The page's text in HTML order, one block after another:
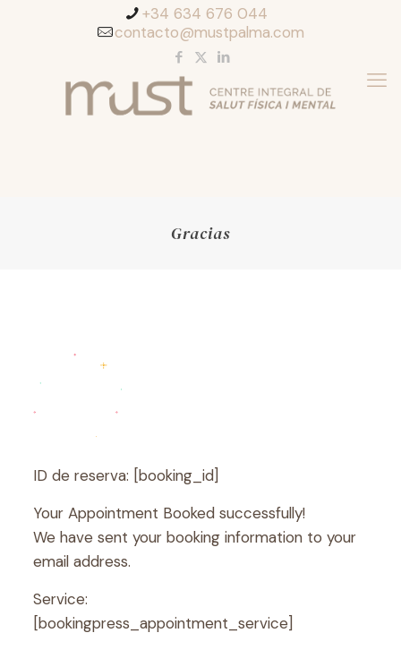
+34 634 676 044
contacto@mustpalma.com
Gracias
ID de reserva: [booking_id]
Your Appointment Booked successfully!
We have sent your booking information to your
email address.
Service:
[bookingpress_appointment_service]